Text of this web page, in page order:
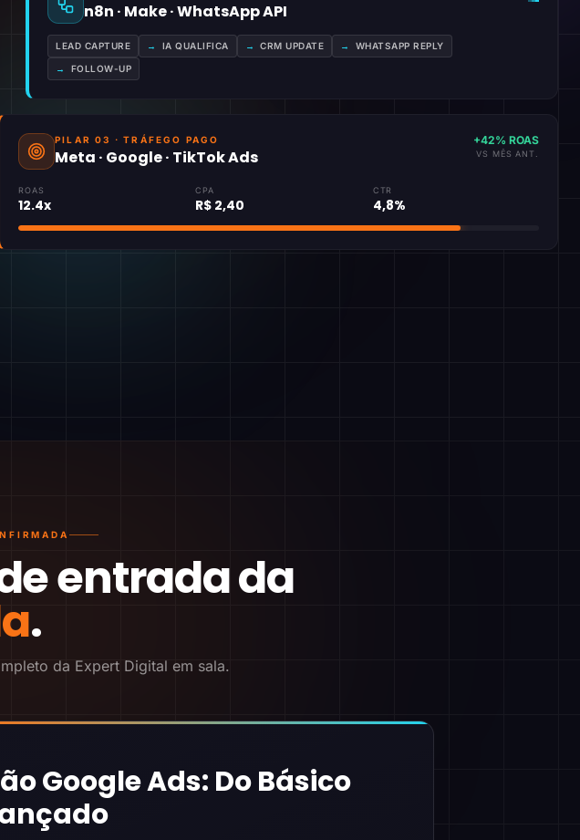
n8n · Make · WhatsApp API
LEAD CAPTURE → IA QUALIFICA → CRM UPDATE → WHATSAPP REPLY
→ FOLLOW-UP
PILAR 03 · TRÁFEGO PAGO
Meta · Google · TikTok Ads
+42% ROAS
VS MÊS ANT.
ROAS
12.4x
CPA
R$ 2,40
CTR
4,8%
entrada da
.
da Expert Digital em sala.
Google Ads: Do Básico